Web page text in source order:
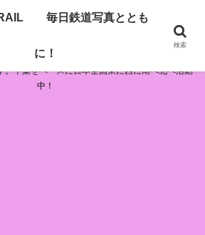
毎日鉄道写真とともに！
。千葉をベースに日本全国東に西に南へ北へ活動
中！
毎日鉄道写真ととも
に！
検索